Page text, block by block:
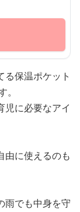
保温ポケット
児に必要なアイ
由に使えるのも
雨でも中身を守